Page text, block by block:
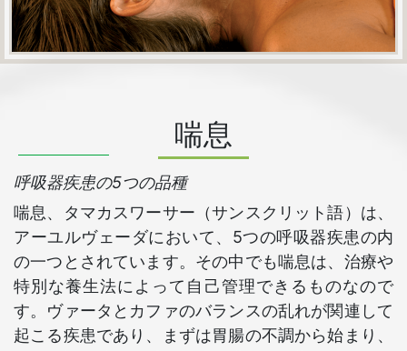
喘息
呼吸器疾患の5つの品種
喘息、タマカスワーサー（サンスクリット語）は、
アーユルヴェーダにおいて、5つの呼吸器疾患の内
の一つとされています。その中でも喘息は、治療や
特別な養生法によって自己管理できるものなので
す。ヴァータとカファのバランスの乱れが関連して
起こる疾患であり、まずは胃腸の不調から始まり、